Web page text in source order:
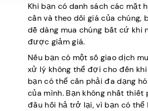
Khi bạn có danh sách các mặt
cần và theo dõi giá của chúng,
dễ dàng mua chúng bất cứ khi
được giảm giá.
Nếu bạn có một số giao dịch
xử lý không thể đợi cho đến khi
bạn có thể cần phải đa dạng
của mình. Bạn không nhất thiết
đầu hối hả trở lại, vì bạn có thể